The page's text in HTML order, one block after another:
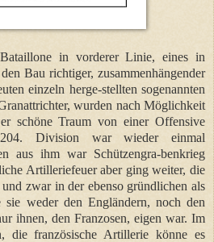
in vorderer Linie, eines in
Bau richtiger, zusammenhängender
einzeln herge-stellten sogenannten
wurden nach Möglichkeit
schöne Traum von einer Offensive
Division war wieder einmal
aus ihm war Schützengra-benkrieg
Artilleriefeuer aber ging weiter, die
und zwar in der ebenso gründlichen als
weder den Engländern, noch den
ihnen, den Franzosen, eigen war. Im
die französische Artillerie könne es